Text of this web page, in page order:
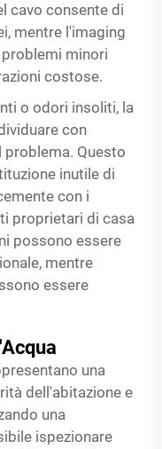
cavo consente di
mentre l'imaging
minori
costose.
o odori insoliti, la
con
problema. Questo
inutile di
con i
proprietari di casa
possono essere
mentre
essere
una
dell'abitazione e
una
ispezionare